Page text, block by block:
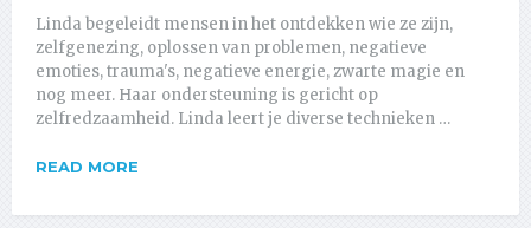
Linda begeleidt mensen in het ontdekken wie ze zijn,
zelfgenezing, oplossen van problemen, negatieve
emoties, trauma's, negatieve energie, zwarte magie en
nog meer. Haar ondersteuning is gericht op
zelfredzaamheid. Linda leert je diverse technieken …
READ MORE